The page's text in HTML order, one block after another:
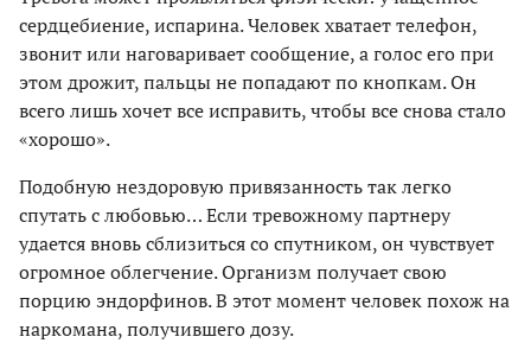
сердцебиение, испарина. Человек хватает телефон,
звонит или наговаривает сообщение, а голос его при
этом дрожит, пальцы не попадают по кнопкам. Он
всего лишь хочет все исправить, чтобы все снова стало
«хорошо».
Подобную нездоровую привязанность так легко
спутать с любовью… Если тревожному партнеру
удается вновь сблизиться со спутником, он чувствует
огромное облегчение. Организм получает свою
порцию эндорфинов. В этот момент человек похож на
наркомана, получившего дозу.